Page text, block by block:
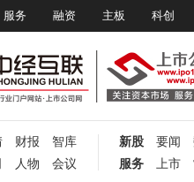
服务 融资 主板 科创
财报
智库
人物 会议
新股 要闻
服务
上市